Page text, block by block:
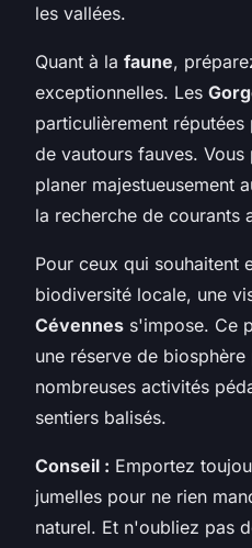
les vallées.
Quant à la faune,
exceptionnelles. Les
particulièrement
de vautours fauves.
planer majestueusement
la recherche de courants
Pour ceux qui souhaitent
biodiversité locale, une
Cévennes s'impose. Ce
une réserve de
nombreuses activités
sentiers balisés.
Conseil : Emportez
jumelles pour ne rien
naturel. Et n'oubliez pas